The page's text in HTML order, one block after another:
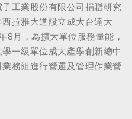
工業股份有限公司捐贈研究
拉雅大道設立成大台達大
8月，為擴大單位服務量能，
一級單位成大產學創新總中
務組進行營運及管理作業營